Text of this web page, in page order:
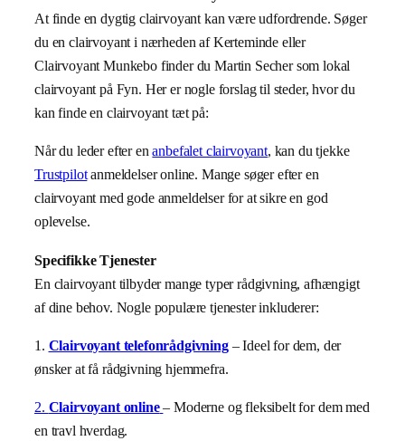
At finde en dygtig clairvoyant kan være udfordrende. Søger
du en clairvoyant i nærheden af Kerteminde eller
Clairvoyant Munkebo finder du Martin Secher som lokal
clairvoyant på Fyn. Her er nogle forslag til steder, hvor du
kan finde en clairvoyant tæt på:
Når du leder efter enanbefalet clairvoyant, kan du tjekke
Trustpilotanmeldelser online. Mange søger efter en
clairvoyant med gode anmeldelser for at sikre en god
oplevelse.
Specifikke Tjenester
En clairvoyant tilbyder mange typer rådgivning, afhængigt
af dine behov. Nogle populære tjenester inkluderer:
1. Clairvoyant telefonrådgivning– Ideel for dem, der
ønsker at få rådgivning hjemmefra.
2. Clairvoyant online – Moderne og fleksibelt for dem med
en travl hverdag.